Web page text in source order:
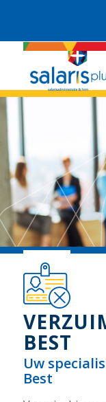
BEST
Uw
Best